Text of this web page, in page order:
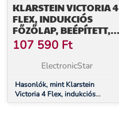
KLARSTEIN VICTORIA 4
FLEX, INDUKCIÓS
FŐZŐLAP, BEÉPÍTETT,
7000 W, FLEXZONE,
IDŐZÍTŐ
107 590 Ft
ElectronicStar
Hasonlók, mint Klarstein
Victoria 4 Flex, indukciós
főzőlap, beépített, 7000 W,